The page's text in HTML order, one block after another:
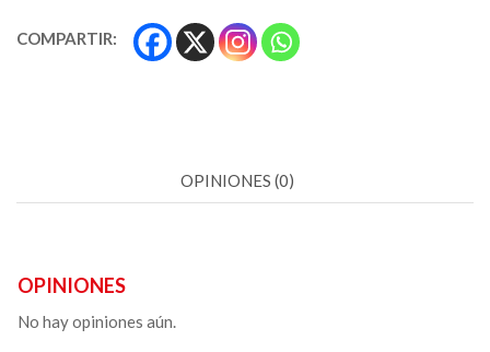
COMPARTIR:
OPINIONES (0)
OPINIONES
No hay opiniones aún.